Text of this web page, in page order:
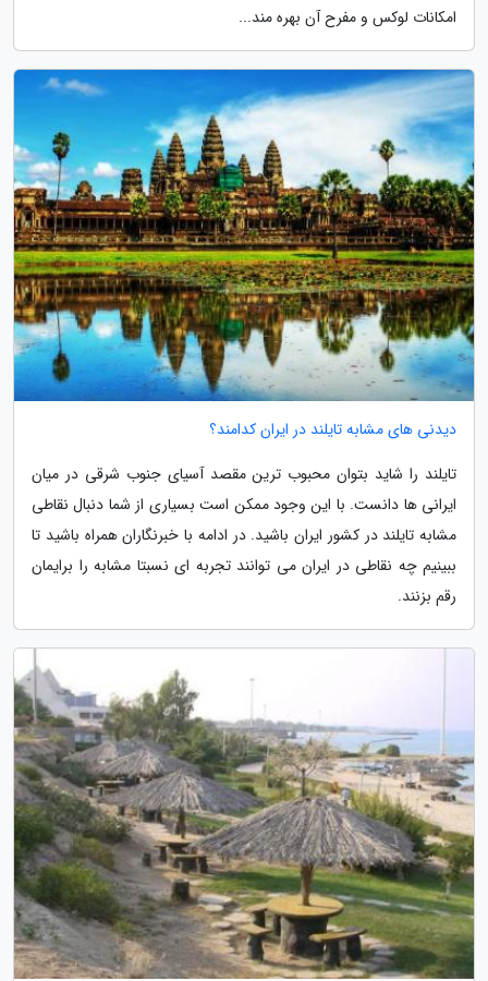
امکانات لوکس و مفرح آن بهره مند...
دیدنی های مشابه تایلند در ایران کدامند؟
تایلند را شاید بتوان محبوب ترین مقصد آسیای جنوب شرقی در میان
ایرانی ها دانست. با این وجود ممکن است بسیاری از شما دنبال نقاطی
مشابه تایلند در کشور ایران باشید. در ادامه با خبرنگاران همراه باشید تا
ببینیم چه نقاطی در ایران می توانند تجربه ای نسبتا مشابه را برایمان
رقم بزنند.